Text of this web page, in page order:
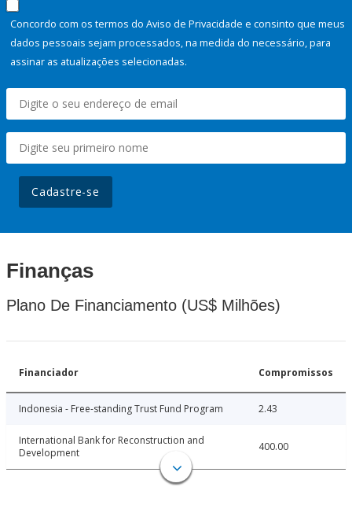
Concordo com os termos do Aviso de Privacidade e consinto que meus
dados pessoais sejam processados, na medida do necessário, para
assinar as atualizações selecionadas.
Cadastre-se
Finanças
Plano De Financiamento (US$ Milhões)
Financiador Compromissos
Indonesia - Free-standing Trust Fund Program 2.43
International Bank for Reconstruction and
Development
400.00